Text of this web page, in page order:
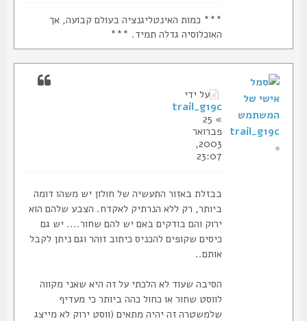
*** כמות האינטליגנציה בעולם קבועה, אך
האוכלוסיה גדלה תמיד. ***
על ידי
trail_g19c
פברואר
2003,
23:07
בבזלת באזור התעשיה של חולון יש משהו דומה
ביותר, רק ללא הנרתיק לאקדח. הצבע שלהם הוא
ירוק והם בודקים באם יש להם שחור.... יש גם
כיסים שקופים להכניס כיתוב זוהר וגם ניתן לקבל
אותם..
הסיבה שעוד לא הלכתי על זה היא שאני מקווה
לווסט שחור או כחול כהה ביותר כי מעדיף
שלמשטרה זה יהיה מתאים (ווסט ירוק לא מייצג
trail_g19c